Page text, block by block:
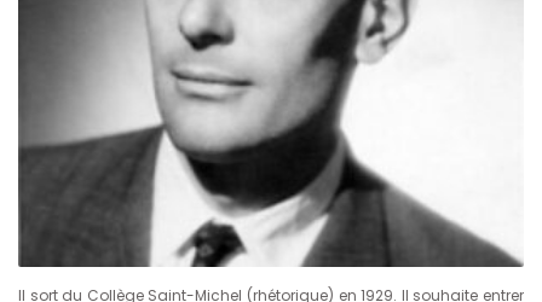
Il sort du Collège Saint-Michel (rhétorique) en 1929. Il souhaite entrer